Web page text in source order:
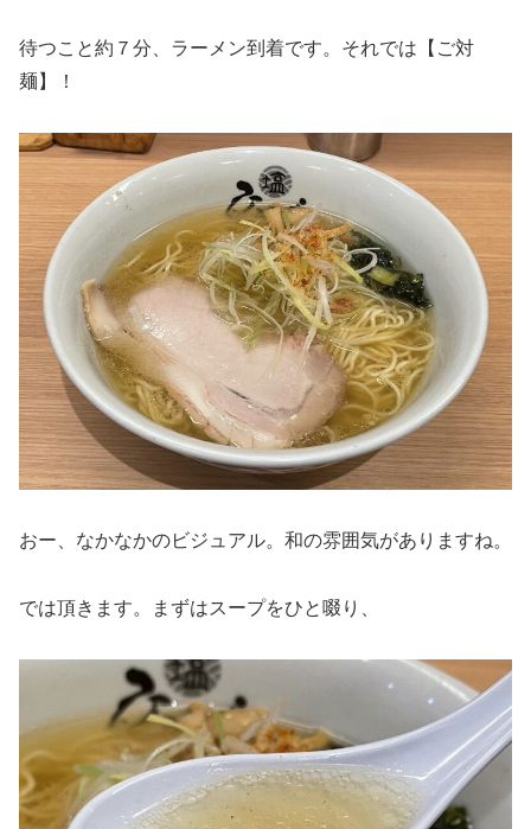
待つこと約７分、ラーメン到着です。それでは【ご対
麺】！
おー、なかなかのビジュアル。和の雰囲気がありますね。
では頂きます。まずはスープをひと啜り、